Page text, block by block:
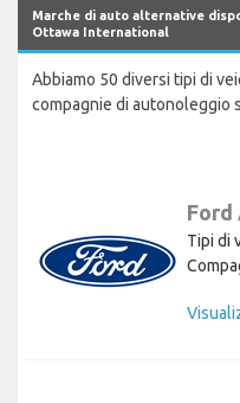
Marche di auto alternative
Ottawa International
Abbiamo 50 diversi tipi di
compagnie di autonoleggio
Tipi di